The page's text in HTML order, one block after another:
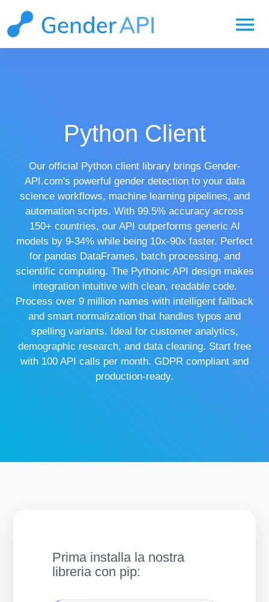
menu
Python Client
Our official Python client library brings Gender-
API.com's powerful gender detection to your data
science workflows, machine learning pipelines, and
automation scripts. With 99.5% accuracy across
150+ countries, our API outperforms generic AI
models by 9-34% while being 10x-90x faster. Perfect
for pandas DataFrames, batch processing, and
scientific computing. The Pythonic API design makes
integration intuitive with clean, readable code.
Process over 9 million names with intelligent fallback
and smart normalization that handles typos and
spelling variants. Ideal for customer analytics,
demographic research, and data cleaning. Start free
with 100 API calls per month. GDPR compliant and
production-ready.
Prima installa la nostra
libreria con pip: